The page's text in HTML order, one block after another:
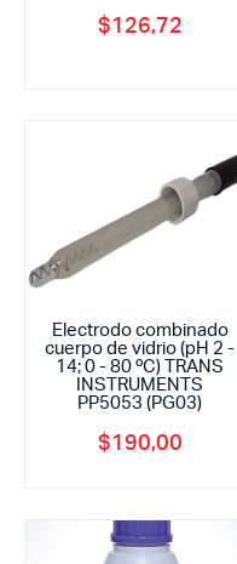
$126,72
Electrodo combinado
cuerpo de vidrio (pH 2 -
14; 0 - 80 ºC) TRANS
INSTRUMENTS
PP5053 (PG03)
$190,00